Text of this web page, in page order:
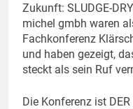
Zukunft: SLUDGE-
michel gmbh waren
Fachkonferenz
und haben gezeigt,
steckt als sein Ruf
Die Konferenz ist